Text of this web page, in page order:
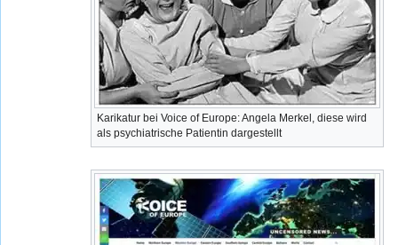
Karikatur bei Voice of Europe: Angela Merkel, diese wird
als psychiatrische Patientin dargestellt